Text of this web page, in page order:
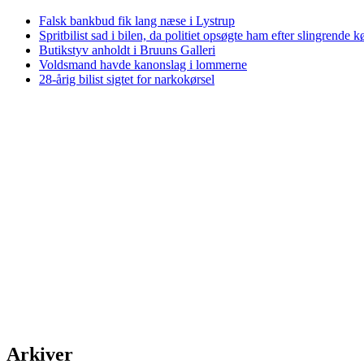
Falsk bankbud fik lang næse i Lystrup
Spritbilist sad i bilen, da politiet opsøgte ham efter slingrende
Butikstyv anholdt i Bruuns Galleri
Voldsmand havde kanonslag i lommerne
28-årig bilist sigtet for narkokørsel
Arkiver